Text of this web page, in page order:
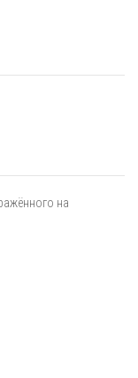
на